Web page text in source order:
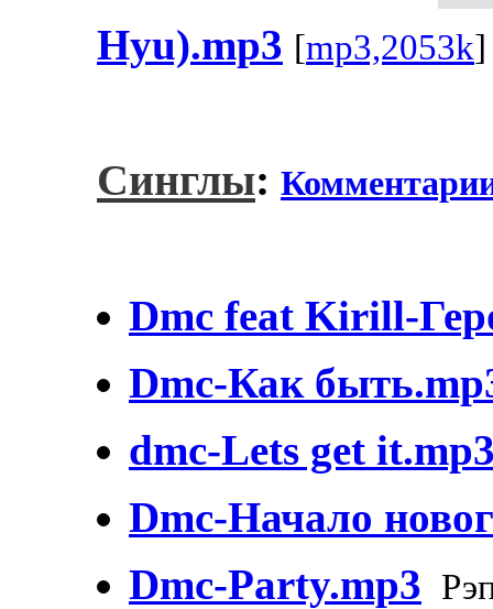
Hyu).mp3 [mp3,2053k]
Синглы:
Dmc feat Kirill-
Dmc-Как
dmc-Lets get
Dmc-Начало
Dmc-Party.mp3